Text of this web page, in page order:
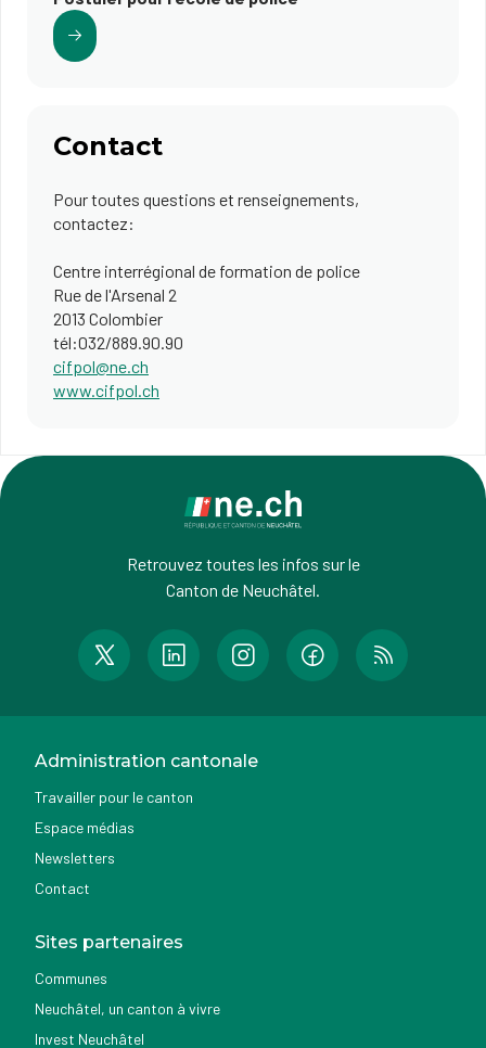
Contact
Pour toutes questions et renseignements,
contactez:
Centre interrégional de formation de police
Rue de l'Arsenal 2
2013 Colombier
tél:032/889.90.90
cifpol@ne.ch
www.cifpol.ch
Retrouvez toutes les infos sur le
Canton de Neuchâtel.
Administration cantonale
Travailler pour le canton
Espace médias
Newsletters
Contact
Sites partenaires
Communes
Neuchâtel, un canton à vivre
Invest Neuchâtel